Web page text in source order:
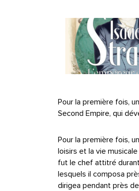
Pour la première fois,
Second Empire, qui
Pour la première fois,
loisirs et la vie
fut le chef attitré
lesquels il composa
dirigea pendant près